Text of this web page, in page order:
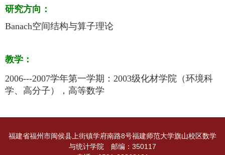
研究方向：
Banach空间结构与算子理论
教学：
2006---2007学年第一学期： 2003级化材学院（环境科
学、高分子），高等数学
福建省福州市闽侯县上街镇学府南路8号福建师范大学旗山校区数学
与统计学院 邮编：350117